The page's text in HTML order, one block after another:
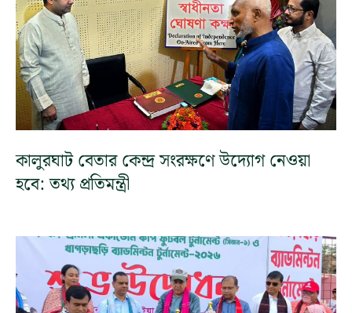
কালুরঘাট বেতার কেন্দ্র সংরক্ষণে উদ্যোগ নেওয়া
হবে: তথ্য প্রতিমন্ত্রী